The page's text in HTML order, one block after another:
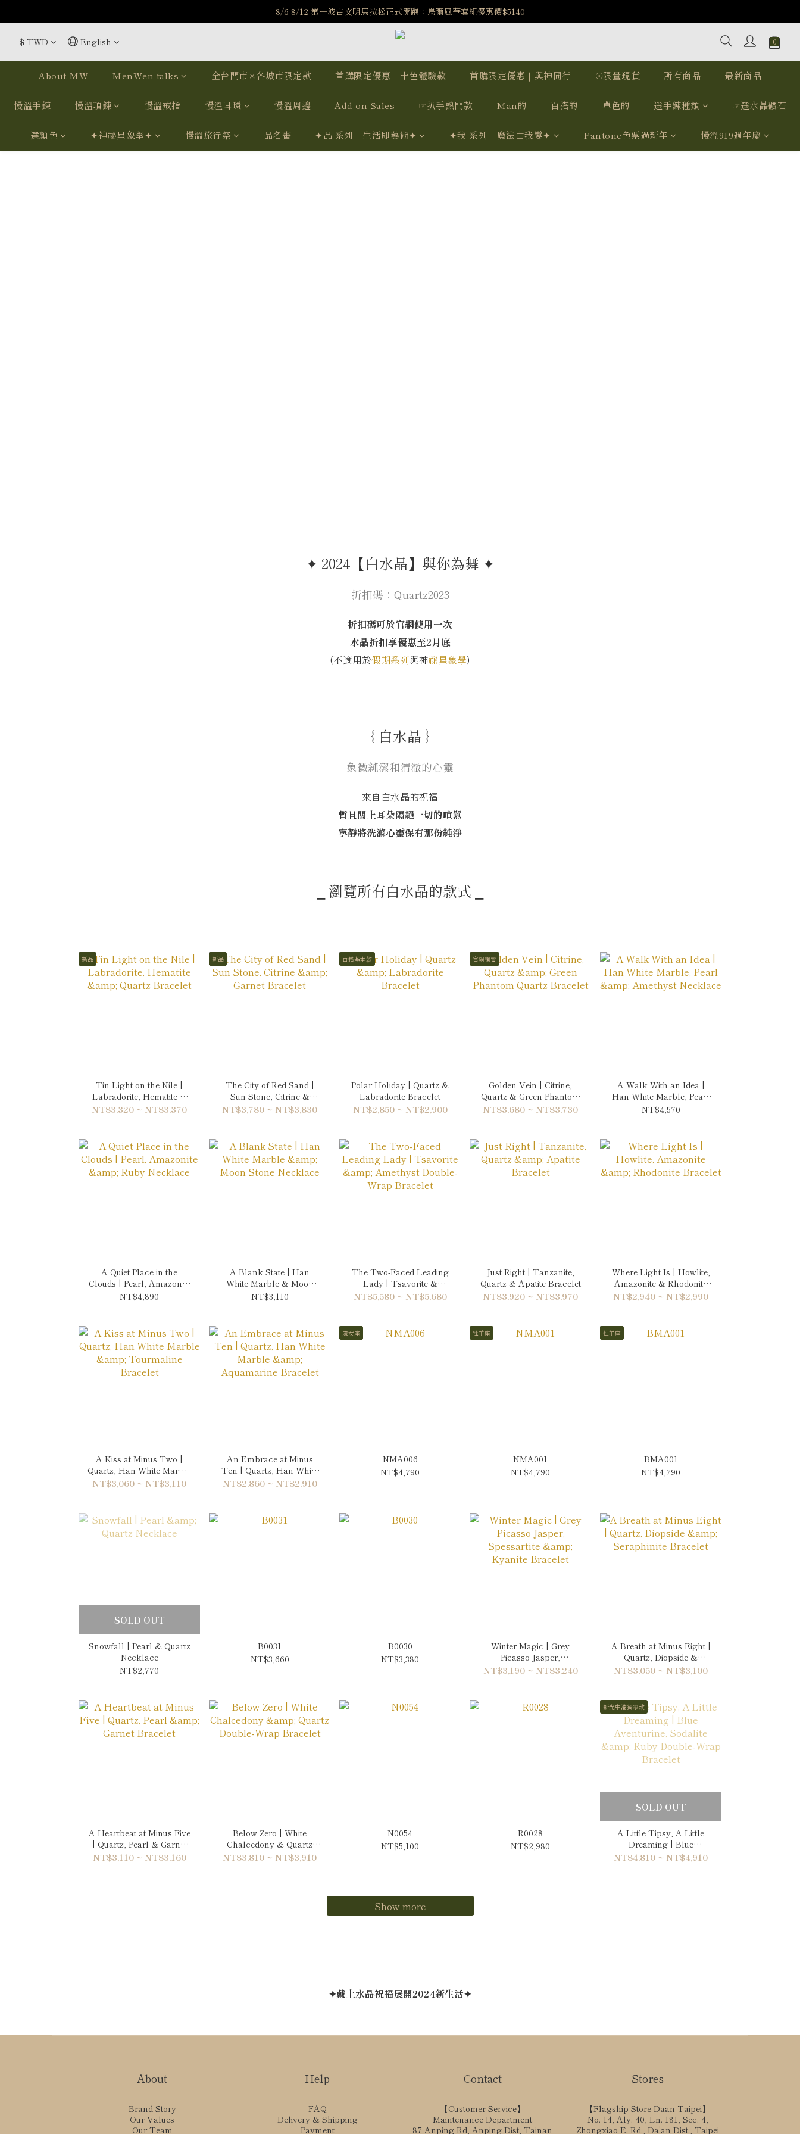
️8/6-8/12 第一波古文明馬拉松正式開跑：烏爾風華套組優惠價$5140
️8/6-8/12 第一波古文明馬拉松正式開跑：烏爾風華套組優惠價$5140
7/15-8/25 神秘星象學系列｜獅子座時區 項鍊 X 戒指 X 手鍊 享福利
️8/6-8/12 第一波古文明馬拉松正式開跑：烏爾風華套組優惠價$5140
$ TWD English
About MW MenWen talks 全台門市×各城市限定款 首購限定優惠｜十色體驗款 首購限定優惠｜與神同行 ☉限量現貨 所有商品 最新商品
慢溫手鍊 慢溫項鍊 慢溫戒指 慢溫耳環 慢溫周邊 Add-on Sales ☞扒手熱門款 Man的 百搭的 單色的 選手鍊種類 ☞選水晶礦石
選顏色 ✦神祕星象學✦ 慢溫旅行祭 品名畫 ✦品 系列｜生活即藝術✦ ✦我 系列｜魔法由我變✦ Pantone色票過新年 慢溫919週年慶
✦ 2024【白水晶】與你為舞 ✦
折扣碼：Quartz2023
折扣碼可於官網使用一次
水晶折扣享優惠至2月底
(不適用於假期系列與神祕星象學)
｛ 白水晶 ｝
象徵純潔和清澈的心靈
來自白水晶的祝福
暫且關上耳朵隔絕一切的喧囂
寧靜將洗滌心靈保有那份純淨
⎯ 瀏覽所有白水晶的款式 ⎯
新品
Tin Light on the Nile |
Labradorite, Hematite &
Quartz Bracelet
NT$3,320 ~ NT$3,370
新品
The City of Red Sand |
Sun Stone, Citrine &
Garnet Bracelet
NT$3,780 ~ NT$3,830
百搭基本款
Polar Holiday | Quartz &
Labradorite Bracelet
NT$2,850 ~ NT$2,900
官網獨賣
Golden Vein | Citrine,
Quartz & Green Phantom
Quartz Bracelet
NT$3,680 ~ NT$3,730
A Walk With an Idea |
Han White Marble, Pearl
& Amethyst Necklace
NT$4,570
A Quiet Place in the
Clouds | Pearl, Amazonite
& Ruby Necklace
NT$4,890
A Blank State | Han
White Marble & Moon
Stone Necklace
NT$3,110
The Two-Faced Leading
Lady | Tsavorite &
Amethyst Double-Wrap
NT$5,580 ~ NT$5,680
Just Right | Tanzanite,
Quartz & Apatite Bracelet
NT$3,920 ~ NT$3,970
Where Light Is | Howlite,
Amazonite & Rhodonite
Bracelet
NT$2,940 ~ NT$2,990
A Kiss at Minus Two |
Quartz, Han White Marble
& Tourmaline Bracelet
NT$3,060 ~ NT$3,110
An Embrace at Minus
Ten | Quartz, Han White
Marble & Aquamarine
NT$2,860 ~ NT$2,910
處女座
NMA006
NT$4,790
牡羊座
NMA001
NT$4,790
牡羊座
BMA001
NT$4,790
SOLD OUT
Snowfall | Pearl & Quartz
Necklace
NT$2,770
B0031
NT$3,660
B0030
NT$3,380
Winter Magic | Grey
Picasso Jasper,
Spessartite & Kyanite
NT$3,190 ~ NT$3,240
A Breath at Minus Eight |
Quartz, Diopside &
Seraphinite Bracelet
NT$3,050 ~ NT$3,100
A Heartbeat at Minus Five
| Quartz, Pearl & Garnet
Bracelet
NT$3,110 ~ NT$3,160
Below Zero | White
Chalcedony & Quartz
Double-Wrap Bracelet
NT$3,810 ~ NT$3,910
N0054
NT$5,100
R0028
NT$2,980
新光中港獨家款
SOLD OUT
A Little Tipsy, A Little
Dreaming | Blue
Aventurine, Sodalite &
NT$4,810 ~ NT$4,910
Show more
✦戴上水晶祝福展開2024新生活✦
About
Brand Story
Our Values
Our Team
Help
FAQ
Delivery & Shipping
Payment
Contact
【Customer Service】
Maintenance Department
87 Anping Rd, Anping Dist, Tainan
Stores
【Flagship Store Daan Taipei】
No. 14, Aly. 40, Ln. 181, Sec. 4,
Zhongxiao E. Rd., Da'an Dist., Taipei